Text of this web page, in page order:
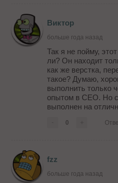
Виктор
больше года назад
Так я не пойму,
ли? Он находит
как же верстка,
такое? Думаю,
выполнить только
опытом в СЕО. Но
выполнен на
0
fzz
больше года назад